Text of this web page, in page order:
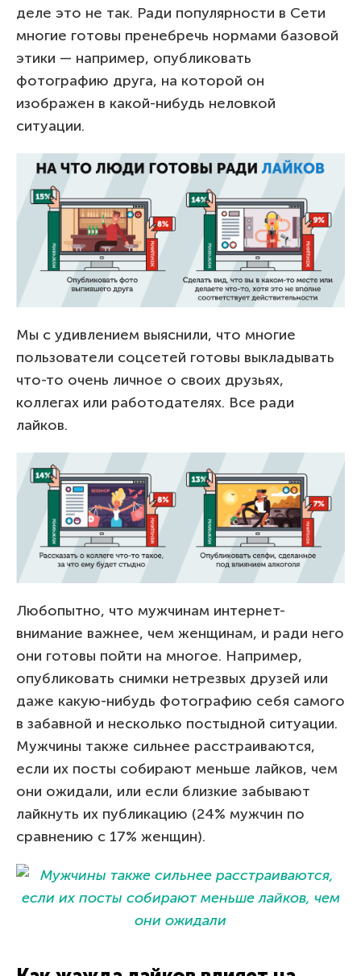
деле это не так. Ради популярности в Сети
многие готовы пренебречь нормами базовой
этики — например, опубликовать
фотографию друга, на которой он
изображен в какой-нибудь неловкой
ситуации.
Мы с удивлением выяснили, что многие
пользователи соцсетей готовы выкладывать
что-то очень личное о своих друзьях,
коллегах или работодателях. Все ради
лайков.
Любопытно, что мужчинам интернет-
внимание важнее, чем женщинам, и ради него
они готовы пойти на многое. Например,
опубликовать снимки нетрезвых друзей или
даже какую-нибудь фотографию себя самого
в забавной и несколько постыдной ситуации.
Мужчины также сильнее расстраиваются,
если их посты собирают меньше лайков, чем
они ожидали, или если близкие забывают
лайкнуть их публикацию (24% мужчин по
сравнению с 17% женщин).